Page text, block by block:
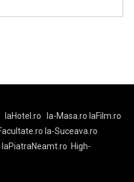
laHotel.ro la-Masa.ro laFilm.ro
la-Suceava.ro
laPiatraNeamt.ro High-